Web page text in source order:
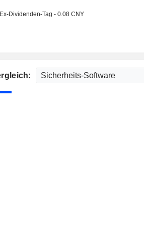
Ex-Dividenden-Tag - 0.08 CNY